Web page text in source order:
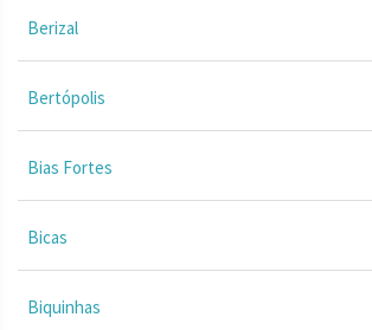
Berizal
Bertópolis
Bias Fortes
Bicas
Biquinhas